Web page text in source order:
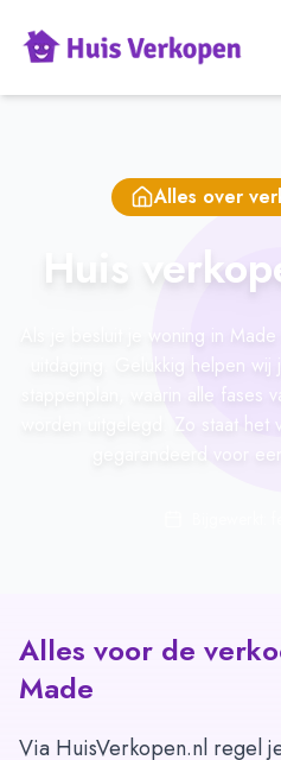
Alles over
Huis
Als je besluit je woning in
uitdaging. Gelukkig helpen
stappenplan, waarin alle fases
worden uitgelegd. Zo staat het
gegarandeerd voor
Alles voor de
Made
Via HuisVerkopen.nl regel